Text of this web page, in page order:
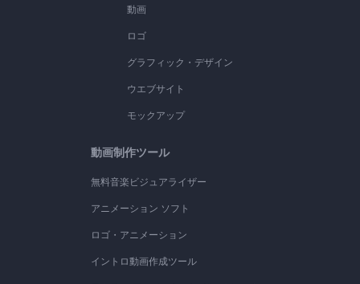
動画
ロゴ
グラフィック・デザイン
ウエブサイト
モックアップ
動画制作ツール
無料音楽ビジュアライザー
アニメーション ソフト
ロゴ・アニメーション
イントロ動画作成ツール